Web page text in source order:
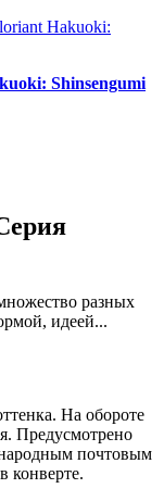
Shinsengumi
разных
идеей...
На обороте
Предусмотрено
почтовым
конверте.